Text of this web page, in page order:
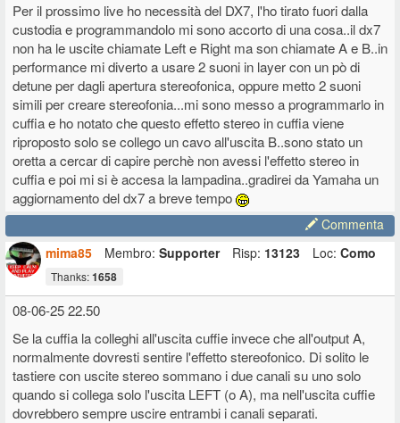
Per il prossimo live ho necessità del DX7, l'ho tirato fuori dalla
custodia e programmandolo mi sono accorto di una cosa..il dx7
non ha le uscite chiamate Left e Right ma son chiamate A e B..in
performance mi diverto a usare 2 suoni in layer con un pò di
detune per dagli apertura stereofonica, oppure metto 2 suoni
simili per creare stereofonia...mi sono messo a programmarlo in
cuffia e ho notato che questo effetto stereo in cuffia viene
riproposto solo se collego un cavo all'uscita B..sono stato un
oretta a cercar di capire perchè non avessi l'effetto stereo in
cuffia e poi mi si è accesa la lampadina..gradirei da Yamaha un
aggiornamento del dx7 a breve tempo
Commenta
mima85
Membro: Supporter Risp: 13123 Loc: Como
Thanks:1658
08-06-25 22.50
Se la cuffia la colleghi all'uscita cuffie invece che all'output A,
normalmente dovresti sentire l'effetto stereofonico. Di solito le
tastiere con uscite stereo sommano i due canali su uno solo
quando si collega solo l'uscita LEFT (o A), ma nell'uscita cuffie
dovrebbero sempre uscire entrambi i canali separati.